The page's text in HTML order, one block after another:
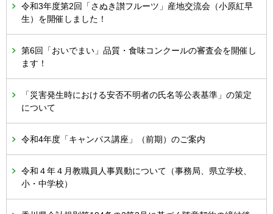
令和3年度第2回「さぬき讃フルーツ」産地交流会（小原紅早
生）を開催しました！
第6回「おいでまい」品質・食味コンクールの審査会を開催し
ます！
「災害発生時における安否不明者の氏名等公表基準」の策定
について
令和4年度「キャンパス講座」（前期）のご案内
令和４年４月教職員人事異動について（事務局、県立学校、
小・中学校）